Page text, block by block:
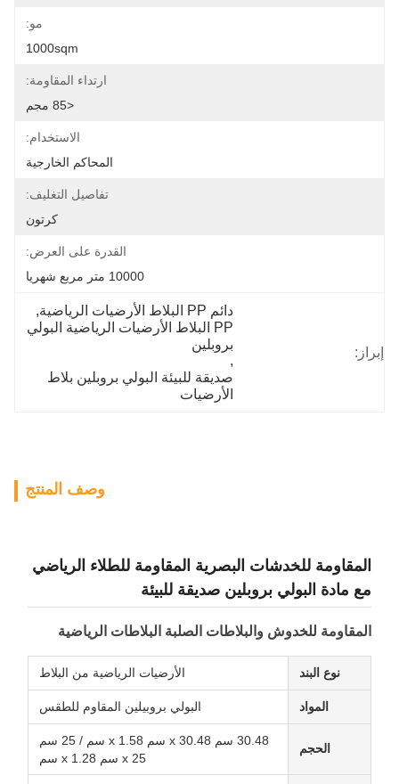
مو:
1000sqm
ارتداء المقاومة:
<85 مجم
الاستخدام:
المحاكم الخارجية
تفاصيل التغليف:
كرتون
القدرة على العرض:
10000 متر مربع شهريا
إبراز:
دائم PP البلاط الأرضيات الرياضية
,
PP البلاط الأرضيات الرياضية البولي
بروبلين
,
صديقة للبيئة البولي بروبلين بلاط
الأرضيات
وصف المنتج
المقاومة للخدشات البصرية المقاومة للطلاء الرياضي
مع مادة البولي بروبلين صديقة للبيئة
المقاومة للخدوش والبلاطات الصلبة البلاطات الرياضية
نوع البند الأرضيات الرياضية من البلاط
المواد البولي بروبيلين المقاوم للطقس
الحجم
30.48 سم x 30.48 سم x 1.58 سم / 25 سم
x 25 سم x 1.28 سم